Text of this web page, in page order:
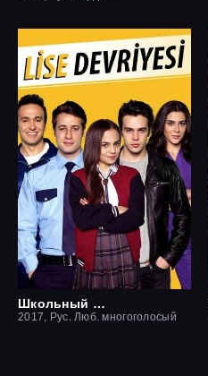
Школьный патруль
2017, Рус. Люб. многоголосый